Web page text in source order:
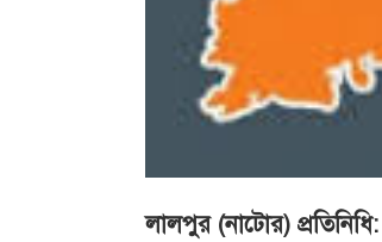
লালপুর (নাটোর) প্রতিনিধি: